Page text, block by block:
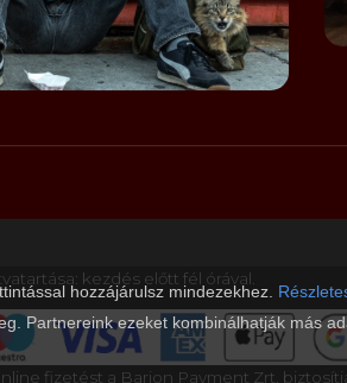
hozzájárulsz mindezekhez.
Partnereink ezeket kombinálhatják más
kezdés előtt fél órával.
fizetést a Barion Payment Zrt.